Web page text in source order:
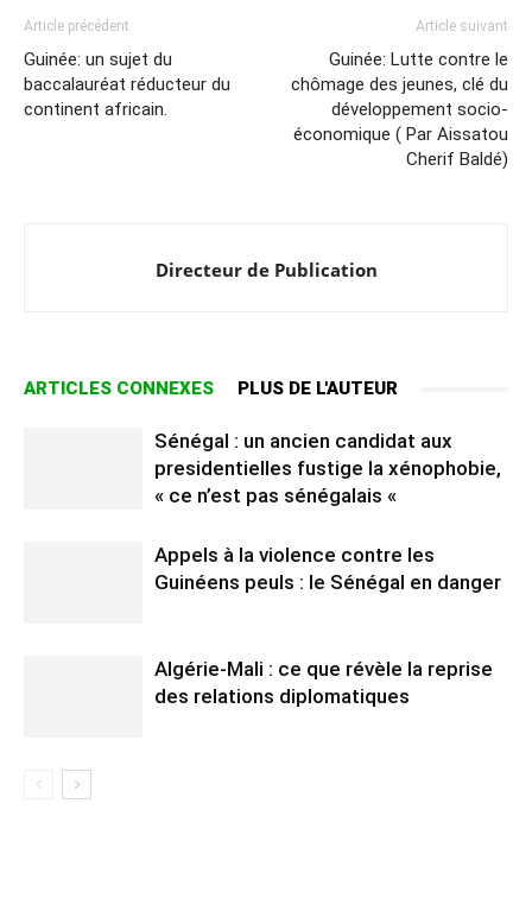
Article précédent
Guinée: un sujet du
baccalauréat réducteur du
continent africain.
Article suivant
Guinée: Lutte contre le
chômage des jeunes, clé du
développement socio-
économique ( Par Aissatou
Cherif Baldé)
Directeur de Publication
ARTICLES CONNEXES PLUS DE L'AUTEUR
Sénégal : un ancien candidat aux
presidentielles fustige la xénophobie,
« ce n’est pas sénégalais «
Appels à la violence contre les
Guinéens peuls : le Sénégal en danger
Algérie-Mali : ce que révèle la reprise
des relations diplomatiques